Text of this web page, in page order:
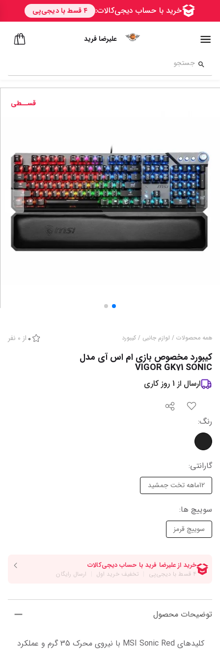
علیرضا فرید
قســطی
همه محصولات / لوازم جانبی / کیبورد 0 از 0 نفر
کیبورد مخصوص بازی ام اس آی مدل
VIGOR GK71 SONIC
ارسال از 1 روز کاری
رنگ:
گارانتی:
12ماهه تخت جمشید
سوییچ ها:
سوییچ قرمز
توضیحات محصول